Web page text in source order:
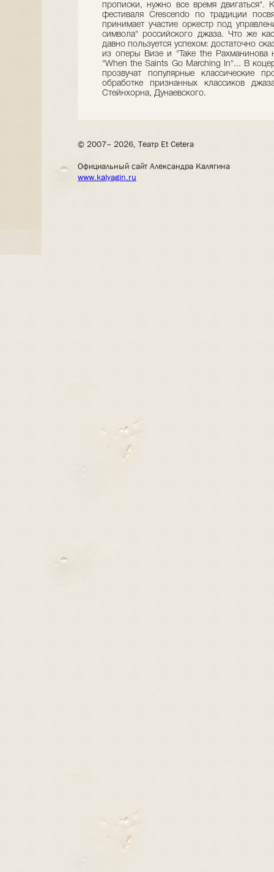
прописки, нужно все время
фестиваля Crescendo по традиции
принимает участие оркестр под
символа" российского джаза. Что же
давно пользуется успехом: достаточно
из оперы Визе и "Take the Рахманинова
"When the Saints Go Marching In"... В
прозвучат популярные классические
обработке признанных классиков
Стейнхорна, Дунаевского.
© 2007– 2026, Театр Et Cetera
Официальный сайт Александра Калягина
www.kalyagin.ru